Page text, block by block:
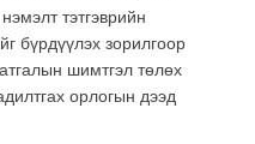
тэтгэврийн
бүрдүүлэх зорилгоор
шимтгэл төлөх
орлогын дээд